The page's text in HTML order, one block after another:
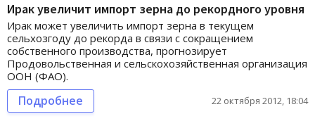
Ирак увеличит импорт зерна до рекордного уровня
Ирак может увеличить импорт зерна в текущем
сельхозгоду до рекорда в связи с сокращением
собственного производства, прогнозирует
Продовольственная и сельскохозяйственная организация
ООН (ФАО).
Подробнее 22 октября 2012, 18:04